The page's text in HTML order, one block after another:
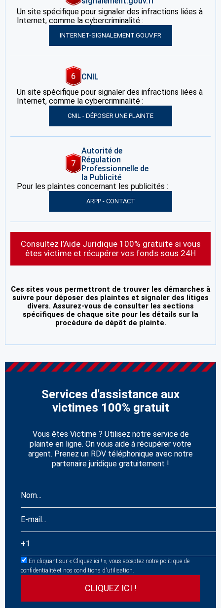
Un site spécifique pour signaler des infractions liées à
Internet, comme la cybercriminalité :
INTERNET-SIGNALEMENT.GOUV.FR
6
CNIL
Un site spécifique pour signaler des infractions liées à
Internet, comme la cybercriminalité :
CNIL - DÉPOSER UNE PLAINTE
7
Autorité de
Régulation
Professionnelle de
la Publicité
Pour les plaintes concernant les publicités :
ARPP - CONTACT
Consultez l’Aide Juridique 100% gratuite si vous
êtes victime et récupérer vos fonds sous 24H
Ces sites vous permettront de trouver les démarches à
suivre pour déposer des plaintes et signaler des litiges
divers. Assurez-vous de consulter les sections
spécifiques de chaque site pour les détails sur la
procédure de dépôt de plainte.
Services d'assistance aux
victimes 100% gratuit
Vous êtes Victime ? Utilisez notre service de
plainte en ligne. On vous aide à récupérer votre
argent. Prenez un RDV téléphonique avec notre
partenaire juridique gratuitement !
En cliquant sur « Cliquez ici ! », vous acceptez notre politique de
confidentialité et nos conditions d'utilisation.